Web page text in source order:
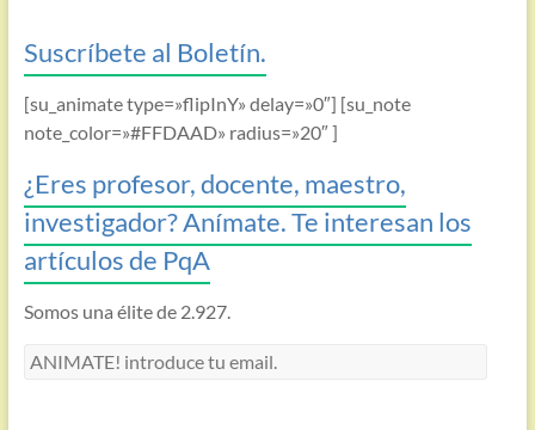
Suscríbete al Boletín.
[su_animate type=»flipInY» delay=»0″] [su_note
note_color=»#FFDAAD» radius=»20″ ]
¿Eres profesor, docente, maestro,
investigador? Anímate. Te interesan los
artículos de PqA
Somos una élite de 2.927.
ANIMATE!